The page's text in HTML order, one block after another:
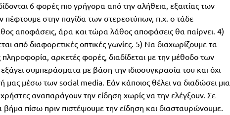
6 φορές πιο γρήγορα από την αλήθεια, εξαιτίας των
πέφτουμε στην παγίδα των στερεοτύπων, π.χ. ο τάδε
αποφάσεις, άρα και τώρα λάθος αποφάσεις θα παίρνει. 4)
από διαφορετικές οπτικές γωνίες. 5) Να διαχωρίζουμε τα
αρκετές φορές, διαδίδεται με την μέθοδο των
συμπεράσματα με βάση την ιδιοσυγκρασία του και όχι
μέσω των social media. Εάν κάποιος θέλει να διαδώσει μια
αναπαράγουν την είδηση χωρίς να την ελέγξουν. Σε
πίσω πριν πιστέψουμε την είδηση και διασταυρώνουμε.